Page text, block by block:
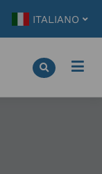
ITALIANO